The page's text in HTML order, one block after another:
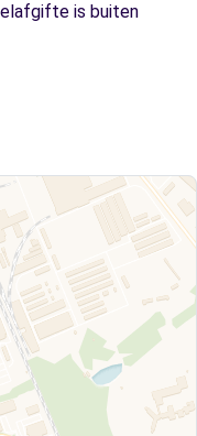
is buiten